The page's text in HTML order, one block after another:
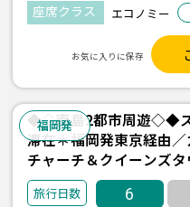
座席クラス エコノミー
お気に入りに保存
福岡発
◆◇南島2都市周遊◇◆ス
滞在＊福岡発東京経由
チャーチ＆クイーンズ
6